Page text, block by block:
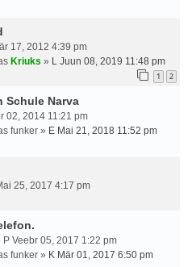
17, 2012 4:39 pm
Kriuks » L Juun 08, 2019 11:48 pm
1 2
Schule Narva
02, 2014 11:21 pm
funker » E Mai 21, 2018 11:52 pm
25, 2017 4:17 pm
P Veebr 05, 2017 1:22 pm
funker » K Mär 01, 2017 6:50 pm